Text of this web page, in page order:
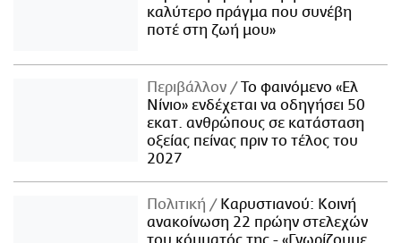
καλύτερο πράγμα που συνέβη
ποτέ στη ζωή μου»
Περιβάλλον
Το φαινόμενο «Ελ
Νίνιο» ενδέχεται να οδηγήσει 50
εκατ. ανθρώπους σε κατάσταση
οξείας πείνας πριν το τέλος του
2027
Πολιτική
Καρυστιανού: Κοινή
ανακοίνωση 22 πρώην στελεχών